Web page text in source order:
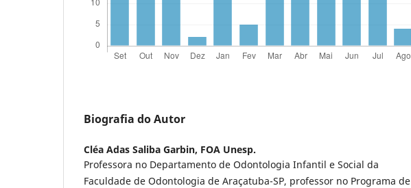
Biografia do Autor
Cléa Adas Saliba Garbin, FOA Unesp.
Professora no Departamento de Odontologia Infantil e Social da
Faculdade de Odontologia de Araçatuba-SP, professor no Programa de